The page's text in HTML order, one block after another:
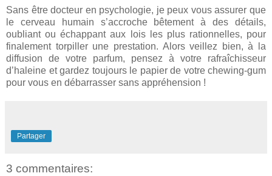
Sans être docteur en psychologie, je peux vous assurer que
le cerveau humain s’accroche bêtement à des détails,
oubliant ou échappant aux lois les plus rationnelles, pour
finalement torpiller une prestation. Alors veillez bien, à la
diffusion de votre parfum, pensez à votre rafraîchisseur
d’haleine et gardez toujours le papier de votre chewing-gum
pour vous en débarrasser sans appréhension !
Partager
3 commentaires: